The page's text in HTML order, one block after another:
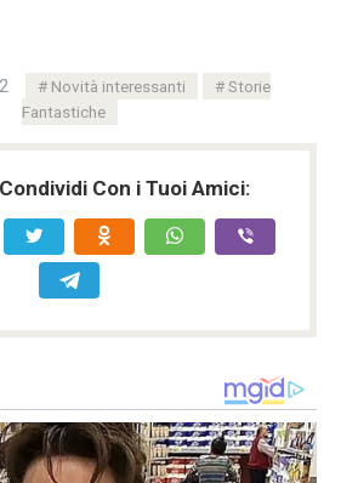
Novità interessanti
Storie
Fantastiche
Con i Tuoi Amici: